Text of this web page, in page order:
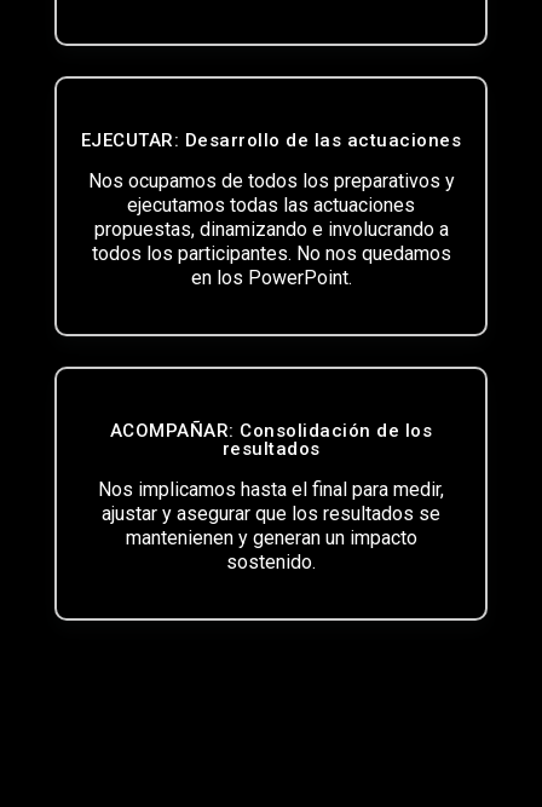
EJECUTAR: Desarrollo de las actuaciones
Nos ocupamos de todos los preparativos y
ejecutamos todas las actuaciones
propuestas, dinamizando e involucrando a
todos los participantes. No nos quedamos
en los PowerPoint.
ACOMPAÑAR: Consolidación de los
resultados
Nos implicamos hasta el final para medir,
ajustar y asegurar que los resultados se
mantenienen y generan un impacto
sostenido.